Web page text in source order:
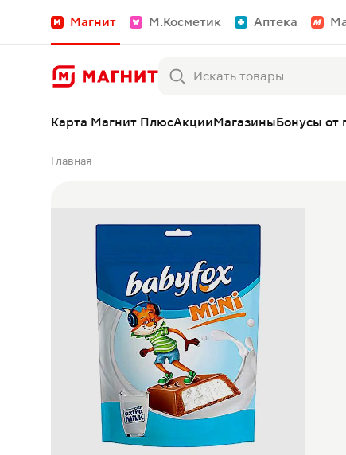
Магнит М.Косметик Аптека
Карта Магнит ПлюсАкцииМагазиныБонусы от
Главная